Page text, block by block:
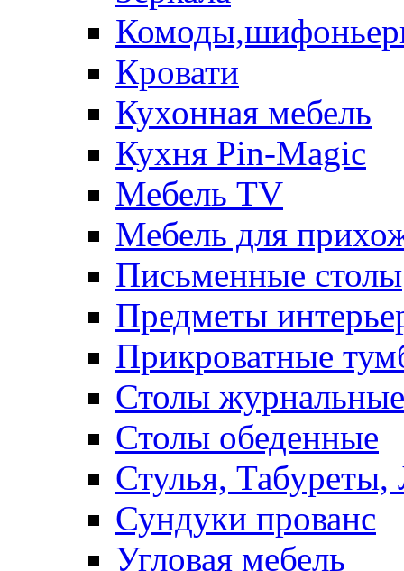
Кровати
Кухонная мебель
Кухня Pin-Magic
Мебель TV
Мебель для
Письменные столы
Предметы
Прикроватные
Столы журнальные
Столы обеденные
Стулья, Табуреты,
Сундуки прованс
Угловая мебель